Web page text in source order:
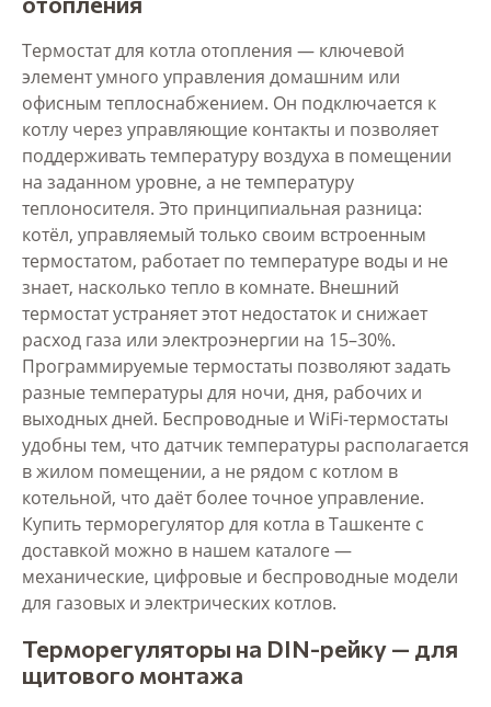
Термостат для котла отопления — ключевой
элемент умного управления домашним или
офисным теплоснабжением. Он подключается к
котлу через управляющие контакты и позволяет
поддерживать температуру воздуха в помещении
на заданном уровне, а не температуру
теплоносителя. Это принципиальная разница:
котёл, управляемый только своим встроенным
термостатом, работает по температуре воды и не
знает, насколько тепло в комнате. Внешний
термостат устраняет этот недостаток и снижает
расход газа или электроэнергии на 15–30%.
Программируемые термостаты позволяют задать
разные температуры для ночи, дня, рабочих и
выходных дней. Беспроводные и WiFi-термостаты
удобны тем, что датчик температуры располагается
в жилом помещении, а не рядом с котлом в
котельной, что даёт более точное управление.
Купить терморегулятор для котла в Ташкенте с
доставкой можно в нашем каталоге —
механические, цифровые и беспроводные модели
для газовых и электрических котлов.
Терморегуляторы на DIN-рейку — для
щитового монтажа